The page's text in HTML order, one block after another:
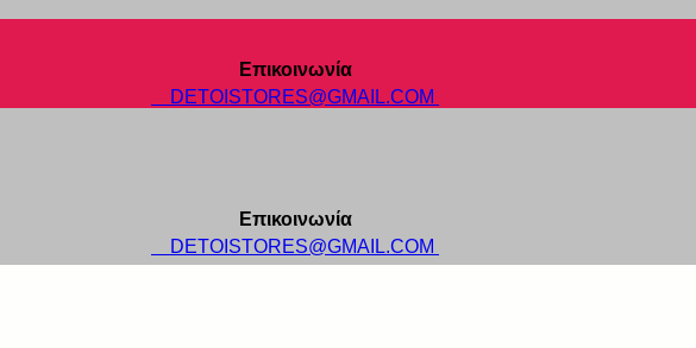
Επικοινωνία
DETOISTORES@GMAIL.COM
Επικοινωνία
DETOISTORES@GMAIL.COM